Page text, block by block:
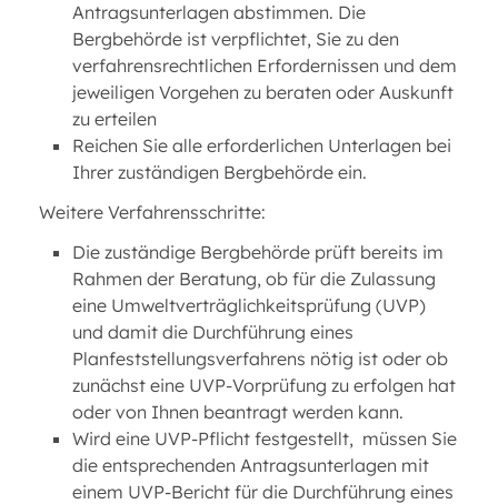
Antragsunterlagen abstimmen. Die
Bergbehörde ist verpflichtet, Sie zu den
verfahrensrechtlichen Erfordernissen und dem
jeweiligen Vorgehen zu beraten oder Auskunft
zu erteilen
Reichen Sie alle erforderlichen Unterlagen bei
Ihrer zuständigen Bergbehörde ein.
Weitere Verfahrensschritte:
Die zuständige Bergbehörde prüft bereits im
Rahmen der Beratung, ob für die Zulassung
eine Umweltverträglichkeitsprüfung (UVP)
und damit die Durchführung eines
Planfeststellungsverfahrens nötig ist oder ob
zunächst eine UVP-Vorprüfung zu erfolgen hat
oder von Ihnen beantragt werden kann.
Wird eine UVP-Pflicht festgestellt, müssen Sie
die entsprechenden Antragsunterlagen mit
einem UVP-Bericht für die Durchführung eines